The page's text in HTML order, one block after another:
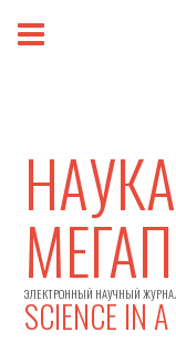
ЭЛЕКТРОННЫЙ НАУЧНЫЙ
SCIENCE IN